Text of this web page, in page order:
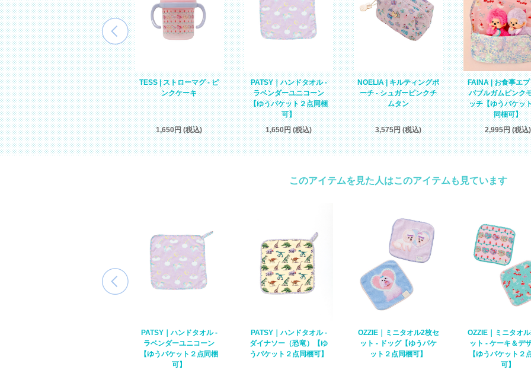
MALA | タンキニ（水着）
- ラベンダー
6,160円 (税込)
TESS | ストローマグ - ピ
ンクケーキ
1,650円 (税込)
PATSY｜ハンドタオル -
ラベンダーユニコーン
【ゆうパケット２点同梱
可】
1,650円 (税込)
NOELIA | キルティングポ
ーチ - シュガーピンクチ
ムタン
3,575円 (税込)
FAINA | お食事エ
バブルガムピンク
ッチ【ゆうパケッ
同梱可】
2,995円 (税込)
このアイテムを見た人はこのアイテムも見ています
PATSY｜ハンドタオル -
ラベンダーユニコーン
【ゆうパケット２点同梱
可】
PATSY｜ハンドタオル -
ダイナソー（恐竜）【ゆ
うパケット２点同梱可】
OZZIE｜ミニタオル2枚セ
ット - ドッグ【ゆうパケ
ット２点同梱可】
OZZIE｜ミニタオ
ット - ケーキ＆デ
【ゆうパケット２
可】